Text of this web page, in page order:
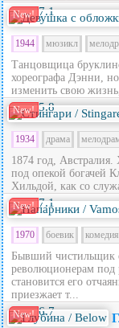
New! 7.1
1944 мюзикл
Танцовщица
хореографа Дэнни,
изменить свою
New! 5.8
1934 драма
1874 год,
под опекой богачей
Хильдой, как со
New! 7.1
1970 боевик комедия
Бывший чистильщик
революционерам под
становится его
приезжает т...
New! 6.7